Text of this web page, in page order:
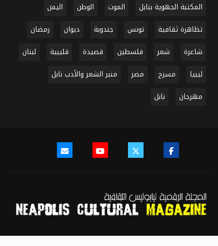
المكتبة الجهوية بنابل
الموت الوطن
اليمن
تظاهرة ثقافية
تونس جندوبة ديوان
رمضان
شاعرة
شعر فلسطين قصيدة قليبية
لبنان
ليبيا
مسرح مصر
منبر الشعر والأدب نابل
مهرجان
نابل